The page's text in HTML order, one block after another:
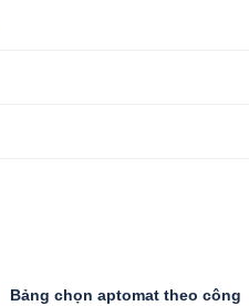
Bảng chọn aptomat theo công